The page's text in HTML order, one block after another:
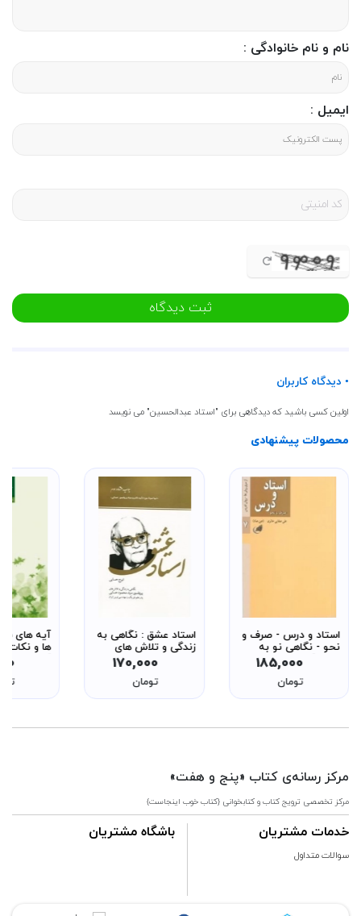
نام و نام خانوادگی :
ایمیل :
ثبت دیدگاه
• دیدگاه کاربران
اولین کسی باشید که دیدگاهی برای "استاد عبدالحسین" می نویسد
محصولات پیشنهادی
استاد و درس - صرف و
نحو - نگاهی نو به
روش آموزش ادبیات
عرب - از سری روش ها
185,000
تومان
استاد عشق : نگاهی به
زندگی و تلاش های
پروفسور سید محمود
حسابی پدر علم فیزیک
و مهندسی نوین ایران
170,000
تومان
آیه های
ها و نکات
آثار
نظام
6
مرکز رسانه‌ی کتاب «پنج و هفت»
مرکز تخصصی ترویج کتاب و کتابخوانی {کتاب خوب اینجاست}
خدمات مشتریان
سوالات متداول
باشگاه مشتریان